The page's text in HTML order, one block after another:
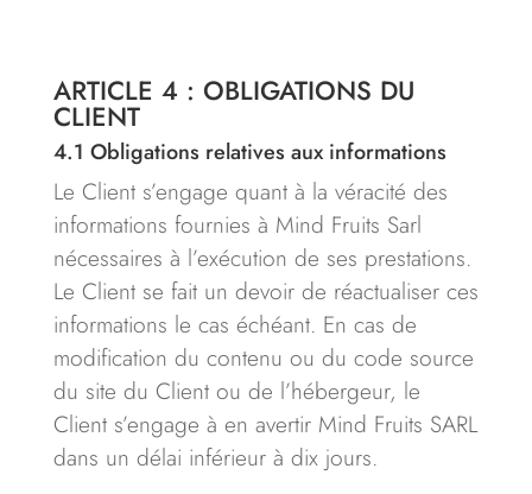
ARTICLE 4 : OBLIGATIONS DU
CLIENT
4.1 Obligations relatives aux informations
Le Client s’engage quant à la véracité des
informations fournies à Mind Fruits Sarl
nécessaires à l’exécution de ses prestations.
Le Client se fait un devoir de réactualiser ces
informations le cas échéant. En cas de
modification du contenu ou du code source
du site du Client ou de l’hébergeur, le
Client s’engage à en avertir Mind Fruits SARL
dans un délai inférieur à dix jours.